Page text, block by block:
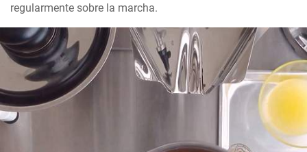
regularmente sobre la marcha.